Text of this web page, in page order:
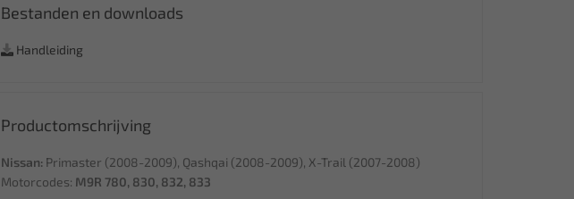
Bestanden en downloads
Handleiding
Productomschrijving
Nissan: Primaster (2008-2009), Qashqai (2008-2009), X-Trail (2007-2008)
Motorcodes: M9R 780, 830, 832, 833